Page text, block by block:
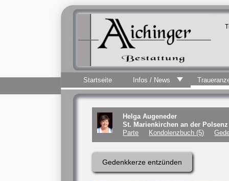
Startseite Infos / News
Helga Augeneder
St. Marienkirchen an der
Parte
Kondolenzbuch (5)
Gedenkkerze entzünden